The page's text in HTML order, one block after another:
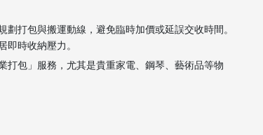
打包與搬運動線，避免臨時加價或延誤交收時間。
即時收納壓力。
打包」服務，尤其是貴重家電、鋼琴、藝術品等物